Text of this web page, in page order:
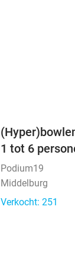
1 tot 6
Podium19
Middelburg
Verkocht: 251